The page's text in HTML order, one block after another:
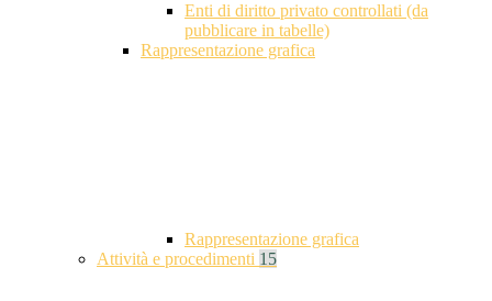
Enti di diritto privato controllati (da
pubblicare in tabelle)
Rappresentazione grafica
Rappresentazione grafica
Attività e procedimenti 15